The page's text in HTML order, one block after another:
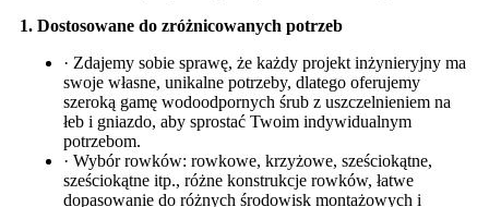
1. Dostosowane do zróżnicowanych potrzeb
· Zdajemy sobie sprawę, że każdy projekt inżynieryjny ma
swoje własne, unikalne potrzeby, dlatego oferujemy
szeroką gamę wodoodpornych śrub z uszczelnieniem na
łeb i gniazdo, aby sprostać Twoim indywidualnym
potrzebom.
· Wybór rowków: rowkowe, krzyżowe, sześciokątne,
sześciokątne itp., różne konstrukcje rowków, łatwe
dopasowanie do różnych środowisk montażowych i